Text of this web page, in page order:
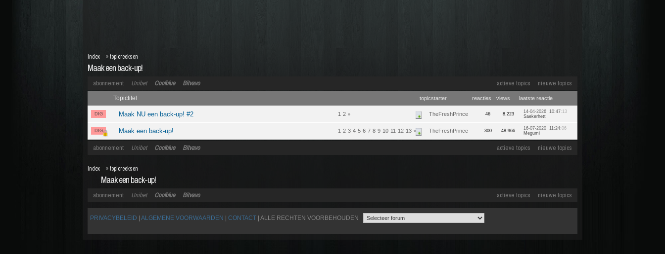
Maak een back-up!
Index »topicreeksen
actieve topics nieuwe topics
abonnement Unibet Coolblue Bitvavo
Topictitel topicstarter reacties views laatste reactie
DIG Maak NU een back-up! #2 1 2 » TheFreshPrince 46 8.223 14-04-2026 10:47:13
Saekerhett
DIG Maak een back-up! 1 2 3 4 5 6 7 8 9 10 11 12 13 » TheFreshPrince 300 48.966 16-07-2020 11:24:06
Megumi
actieve topics nieuwe topics
abonnement Unibet Coolblue Bitvavo
Maak een back-up!
Index »topicreeksen
actieve topics nieuwe topics
abonnement Unibet Coolblue Bitvavo
PRIVACYBELEID ALGEMENE VOORWAARDEN CONTACT | ALLE RECHTEN VOORBEHOUDEN